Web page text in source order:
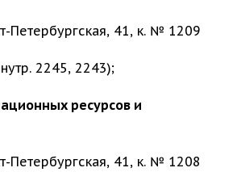
Петербургская, 41, к. № 1209
2245, 2243);
ресурсов и
Петербургская, 41, к. № 1208